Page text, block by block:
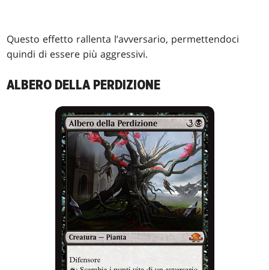
Questo effetto rallenta l’avversario, permettendoci
quindi di essere più aggressivi.
ALBERO DELLA PERDIZIONE